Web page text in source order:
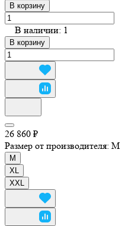
В корзину
В наличии: 1
В корзину
26 860 ₽
Размер от производителя: M
M
XL
XXL